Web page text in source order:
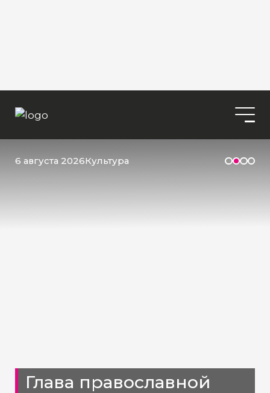
6 августа 2026Культура
Глава православной